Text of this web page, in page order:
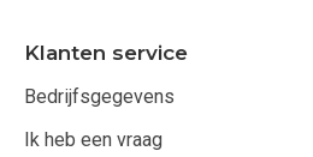
Klanten service
Bedrijfsgegevens
Ik heb een vraag